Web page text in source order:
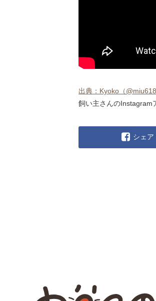
出典：Kyoko（
飼い主さんのInstagram
シェア